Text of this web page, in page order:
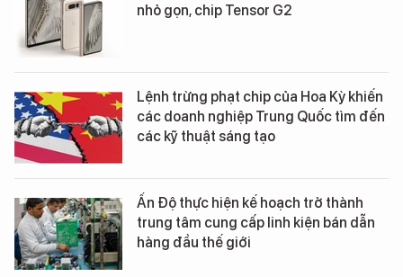
nhỏ gọn, chip Tensor G2
Lệnh trừng phạt chip của Hoa Kỳ khiến
các doanh nghiệp Trung Quốc tìm đến
các kỹ thuật sáng tạo
Ấn Độ thực hiện kế hoạch trở thành
trung tâm cung cấp linh kiện bán dẫn
hàng đầu thế giới